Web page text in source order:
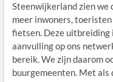
Steenwijkerland zien we
meer inwoners,
fietsen. Deze uitbreiding
aanvulling op ons
bereik. We zijn daarom
buurgemeenten. Met als